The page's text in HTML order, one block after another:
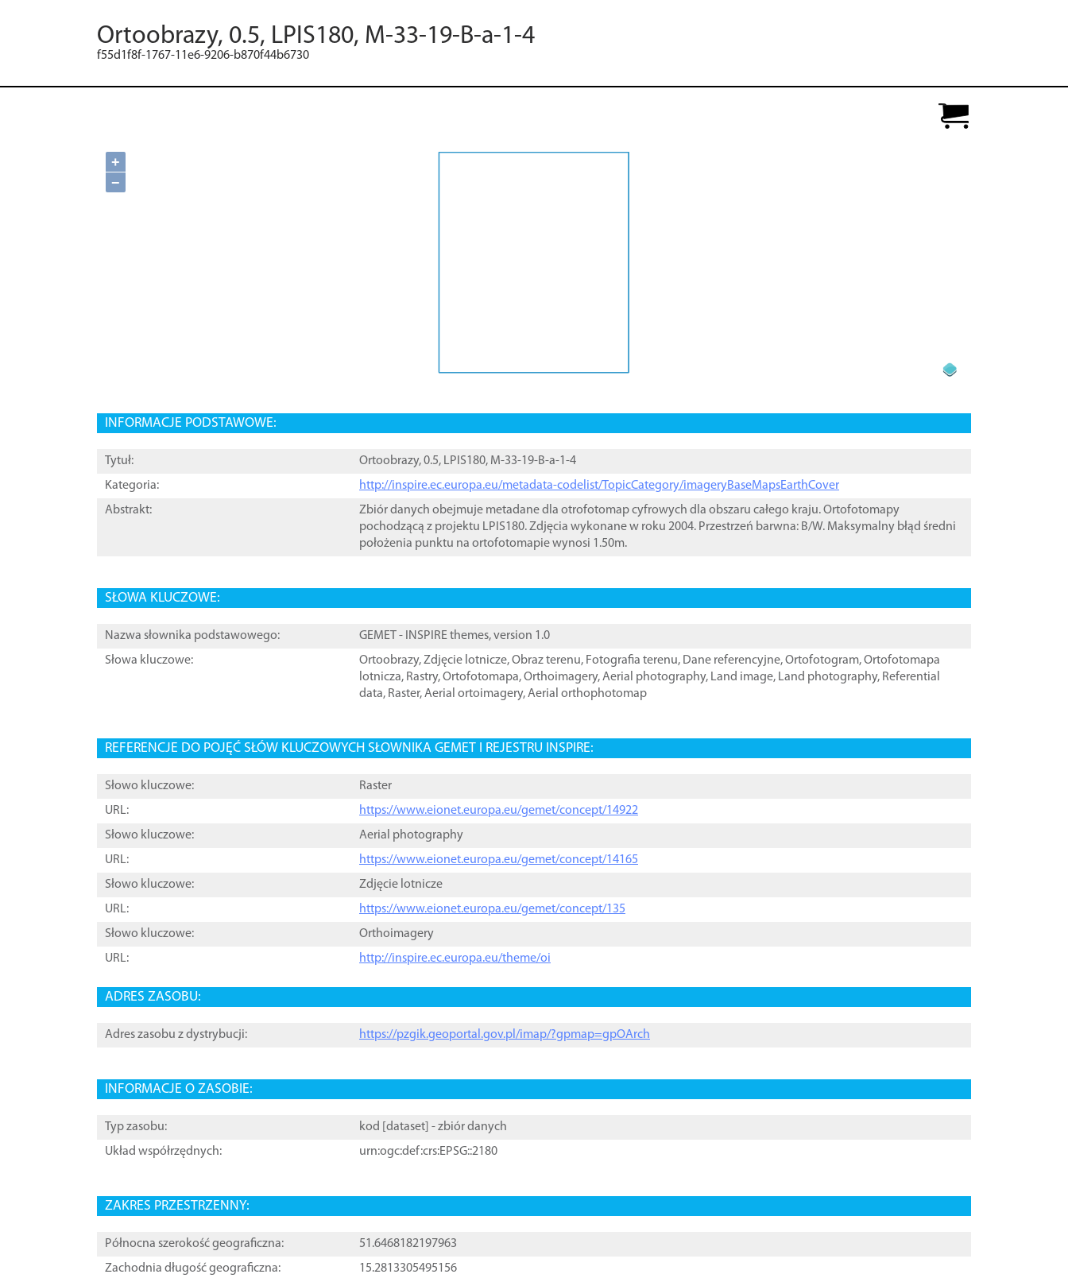
Ortoobrazy, 0.5, LPIS180, M-33-19-B-a-1-4
f55d1f8f-1767-11e6-9206-b870f44b6730
+
−
INFORMACJE PODSTAWOWE:
Tytuł:
Ortoobrazy, 0.5, LPIS180, M-33-19-B-a-1-4
Kategoria:
http://inspire.ec.europa.eu/metadata-codelist/TopicCategory/imageryBaseMapsEarthCover
Abstrakt:
Zbiór danych obejmuje metadane dla otrofotomap cyfrowych dla obszaru całego kraju. Ortofotomapy
pochodzącą z projektu LPIS180. Zdjęcia wykonane w roku 2004. Przestrzeń barwna: B/W. Maksymalny błąd średni
położenia punktu na ortofotomapie wynosi 1.50m.
SŁOWA KLUCZOWE:
Nazwa słownika podstawowego:
GEMET - INSPIRE themes, version 1.0
Słowa kluczowe:
Ortoobrazy,Zdjęcie lotnicze,Obraz terenu, Fotografia terenu, Dane referencyjne,Ortofotogram,Ortofotomapa
lotnicza, Rastry,Ortofotomapa,Orthoimagery,Aerial photography, Land image, Land photography, Referential
data, Raster,Aerial ortoimagery,Aerial orthophotomap
REFERENCJE DO POJĘĆ SŁÓW KLUCZOWYCH SŁOWNIKA GEMET I REJESTRU INSPIRE:
Słowo kluczowe:
Raster
URL:
https://www.eionet.europa.eu/gemet/concept/14922
Słowo kluczowe:
Aerial photography
URL:
https://www.eionet.europa.eu/gemet/concept/14165
Słowo kluczowe:
Zdjęcie lotnicze
URL:
https://www.eionet.europa.eu/gemet/concept/135
Słowo kluczowe:
Orthoimagery
URL:
http://inspire.ec.europa.eu/theme/oi
ADRES ZASOBU:
Adres zasobu z dystrybucji: https://pzgik.geoportal.gov.pl/imap/?gpmap=gpOArch
INFORMACJE O ZASOBIE:
Typ zasobu: kod [ dataset ] - zbiór danych
Układ współrzędnych:
urn:ogc:def:crs:EPSG::2180
ZAKRES PRZESTRZENNY:
Północna szerokość geograficzna:
51.6468182197963
Zachodnia długość geograficzna:
15.2813305495156